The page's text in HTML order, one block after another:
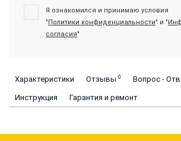
Я ознакомился и принимаю условия
"Политики конфиденциальности" и "
согласия"
Характеристики Отзывы 0 Вопрос -
Инструкция Гарантия и ремонт